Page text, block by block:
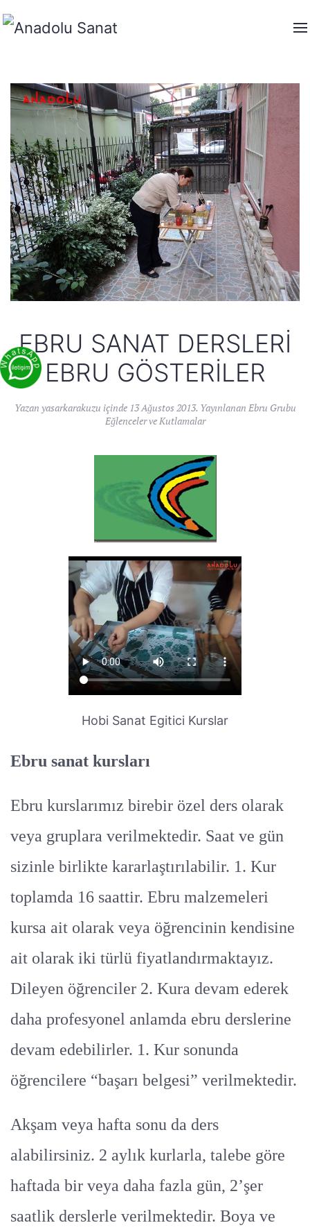
EBRU SANAT DERSLERI
EBRU GÖSTERILER
Yazan yasarkarakuzu içinde 13 Ağustos 2013. Yayınlanan Ebru Grubu
Eğlenceler ve Kutlamalar
Hobi Sanat Egitici Kurslar
Ebru sanat kursları
Ebru kurslarımız birebir özel ders olarak
veya gruplara verilmektedir. Saat ve gün
sizinle birlikte kararlaştırılabilir. 1. Kur
toplamda 16 saattir. Ebru malzemeleri
kursa ait olarak veya öğrencinin kendisine
ait olarak iki türlü fiyatlandırmaktayız.
Dileyen öğrenciler 2. Kura devam ederek
daha profesyonel anlamda ebru derslerine
devam edebilirler. 1. Kur sonunda
öğrencilere “başarı belgesi” verilmektedir.
Akşam veya hafta sonu da ders
alabilirsiniz. 2 aylık kurlarla, talebe göre
haftada bir veya daha fazla gün, 2’şer
saatlik derslerle verilmektedir. Boya ve